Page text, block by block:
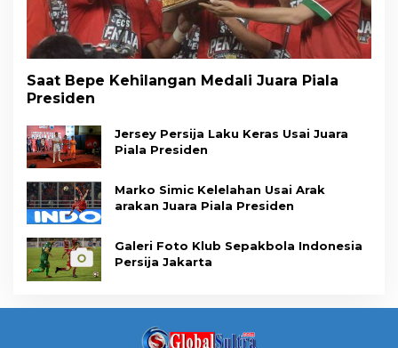
Saat Bepe Kehilangan Medali Juara Piala
Presiden
Jersey Persija Laku Keras Usai Juara
Piala Presiden
Marko Simic Kelelahan Usai Arak
arakan Juara Piala Presiden
Galeri Foto Klub Sepakbola Indonesia
Persija Jakarta